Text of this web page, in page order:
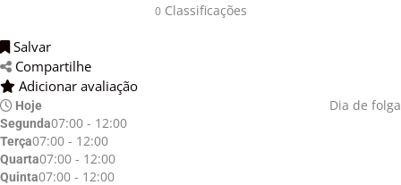
0Classificações
Salvar
Compartilhe
Adicionar avaliação
Hoje Dia de folga
Segunda07:00 - 12:00
Terça07:00 - 12:00
Quarta07:00 - 12:00
Quinta07:00 - 12:00